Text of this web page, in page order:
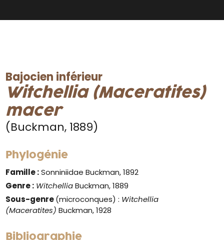
Bajocien inférieur
Witchellia (Maceratites)
macer
(Buckman, 1889)
Phylogénie
Famille :Sonniniidae Buckman, 1892
Genre : WitchelliaBuckman, 1889
Sous-genre(microconques) : Witchellia
(Maceratites) Buckman, 1928
Bibliographie